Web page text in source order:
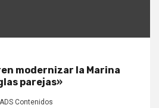
modernizar la Marina
parejas»
ADS Contenidos